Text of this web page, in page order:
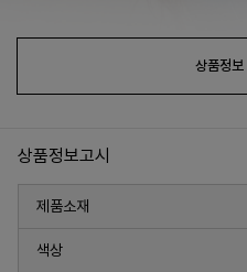
상품정보
상품정보고시
제품소재
색상